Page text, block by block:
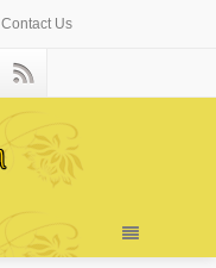
Contact Us